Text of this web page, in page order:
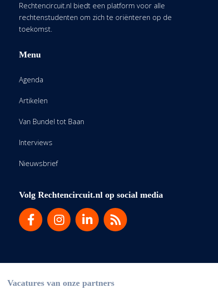
Rechtencircuit.nl biedt een platform voor alle
rechtenstudenten om zich te oriënteren op de
toekomst.
Menu
Agenda
Artikelen
Van Bundel tot Baan
Interviews
Nieuwsbrief
Volg Rechtencircuit.nl op social media
Vacatures van onze partners